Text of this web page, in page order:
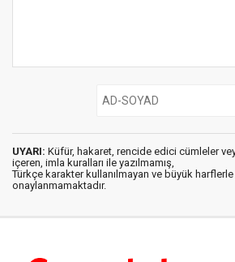
UYARI: Küfür, hakaret, rencide edici cümleler
içeren, imla kuralları ile yazılmamış,
Türkçe karakter kullanılmayan ve büyük harflerle
onaylanmamaktadır.